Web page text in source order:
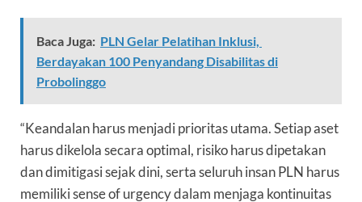
Baca Juga: PLN Gelar Pelatihan Inklusi,
Berdayakan 100 Penyandang Disabilitas di
Probolinggo
“Keandalan harus menjadi prioritas utama. Setiap aset
harus dikelola secara optimal, risiko harus dipetakan
dan dimitigasi sejak dini, serta seluruh insan PLN harus
memiliki sense of urgency dalam menjaga kontinuitas